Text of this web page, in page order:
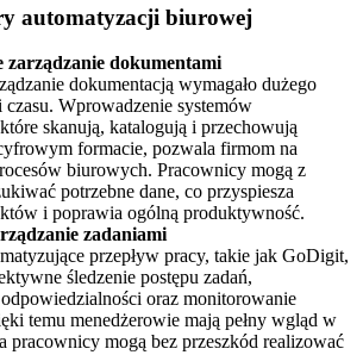
automatyzacji biurowej
zarządzanie dokumentami
dokumentacją wymagało dużego
czasu. Wprowadzenie systemów
skanują, katalogują i przechowują
formacie, pozwala firmom na
biurowych. Pracownicy mogą z
potrzebne dane, co przyspiesza
i poprawia ogólną produktywność.
zadaniami
przepływ pracy, takie jak GoDigit,
śledzenie postępu zadań,
oraz monitorowanie
temu menedżerowie mają pełny wgląd w
pracownicy mogą bez przeszkód realizować